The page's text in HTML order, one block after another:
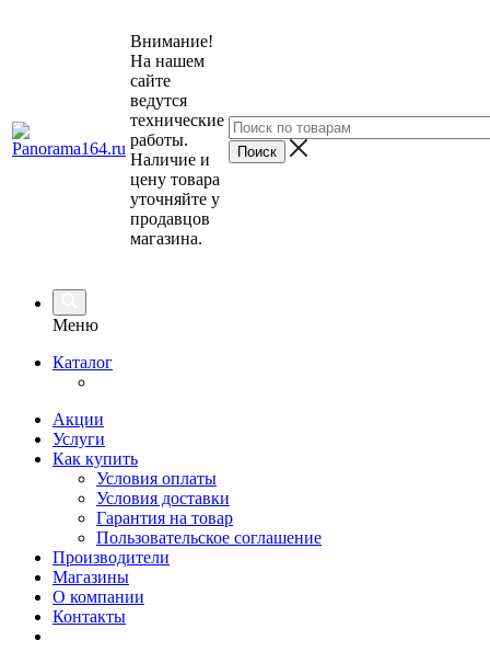
Внимание!
На нашем
сайте
ведутся
технические
работы.
Наличие и
цену товара
уточняйте у
продавцов
магазина.
Меню
Каталог
Акции
Услуги
Как купить
Условия оплаты
Условия доставки
Гарантия на товар
Пользовательское соглашение
Производители
Магазины
О компании
Контакты